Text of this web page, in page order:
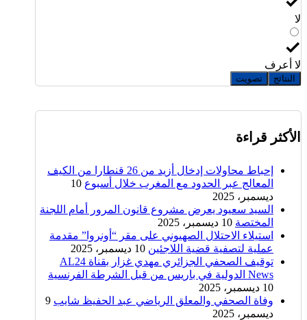
لا
لا أعرف
النتائج تصويت
الأكثر قراءة
إحباط محاولات إدخال أزيد من 26 قنطارا من الكيف
المعالج عبر الحدود مع المغرب خلال أسبوع 10
ديسمبر، 2025
السيد سعيود يعرض مشروع قانون المرور أمام اللجنة
المختصة 10 ديسمبر، 2025
استيلاء الاحتلال الصهيوني على مقر “أونروا” مقدمة
عملية لتصفية قضية اللاجئين 10 ديسمبر، 2025
توقيف الصحفي الجزائري مهدي غزار بقناة AL24
News الدولية في باريس من قبل الشرطة الفرنسية
10 ديسمبر، 2025
وفاة الصحفي والمعلق الرياضي عبد الحفيظ شايب 9
ديسمبر، 2025